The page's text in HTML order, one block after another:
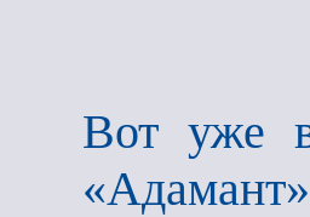
Вот уже